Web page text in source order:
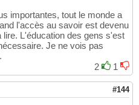
importantes, tout le monde a
l'accès au savoir est devenu
L'éducation des gens s'est
Je ne vois pas
2
1
#144